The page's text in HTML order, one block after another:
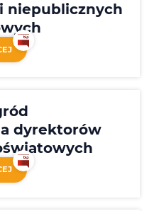
niepublicznych
dyrektorów